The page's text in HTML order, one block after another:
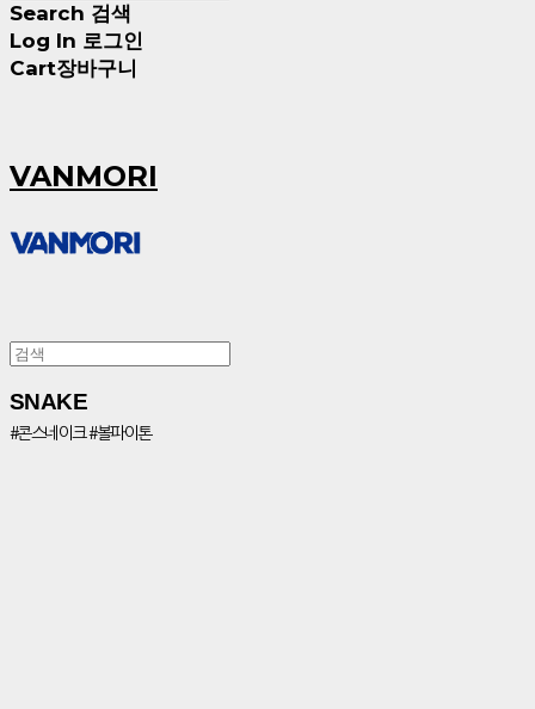
Search 검색
Log In 로그인
Cart장바구니
VANMORI
SNAKE
#콘스네이크 #볼파이톤